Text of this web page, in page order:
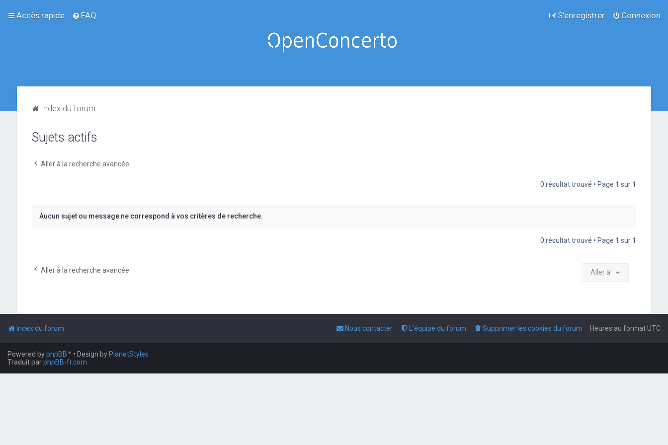
Accès rapide FAQ Connexion
S’enregistrer
Index du forum
Sujets actifs
Aller à la recherche avancée
0 résultat trouvé • Page 1 sur 1
Aucun sujet ou message ne correspond à vos critères de recherche.
0 résultat trouvé • Page 1 sur 1
Aller à la recherche avancée Aller à
Index du forum Heures au formatUTC
Supprimer les cookies du forum
L’équipe du forum
Nous contacter
Powered byphpBB™ • Design by PlanetStyles
Traduit parphpBB-fr.com